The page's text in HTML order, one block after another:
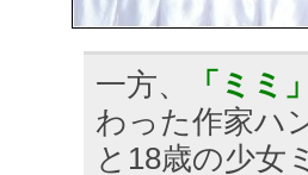
一方、 「ミミ」
わった作家ハ
と18歳の少女